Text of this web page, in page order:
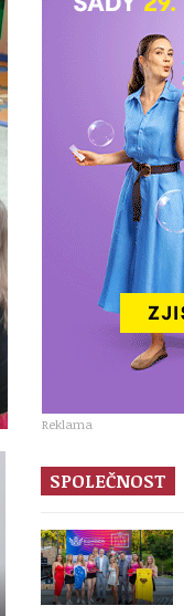
Reklama
SPOLEČNOST